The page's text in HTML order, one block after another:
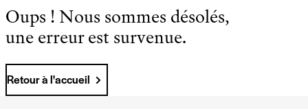
Oups ! Nous sommes désolés,
une erreur est survenue.
Retour à l'accueil